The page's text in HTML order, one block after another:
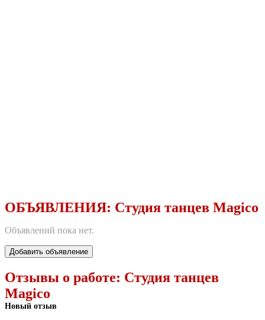
ОБЪЯВЛЕНИЯ: Студия танцев Magico
Объявлений пока нет.
Добавить объявление
Отзывы о работе: Студия танцев
Magico
Новый отзыв